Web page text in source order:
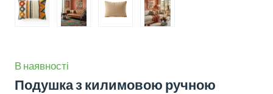
В наявності
Подушка з килимовою ручною